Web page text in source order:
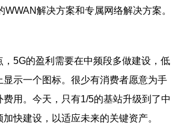
WWAN解决方案和专属网络解决方案。
5G的盈利需要在中频段多做建设，低
示一个图标。很少有消费者愿意为手
用。今天，只有1/5的基站升级到了中
快建设，以适应未来的关键资产。